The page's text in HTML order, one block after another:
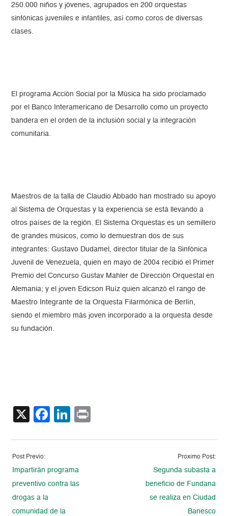
250.000 niños y jóvenes, agrupados en 200 orquestas
sinfónicas juveniles e infantiles, así como coros de diversas
clases.
El programa Acción Social por la Música ha sido proclamado
por el Banco Interamericano de Desarrollo como un proyecto
bandera en el orden de la inclusión social y la integración
comunitaria.
Maestros de la talla de Claudio Abbado han mostrado su apoyo
al Sistema de Orquestas y la experiencia se está llevando a
otros países de la región. El Sistema Orquestas es un semillero
de grandes músicos, como lo demuestran dos de sus
integrantes: Gustavo Dudamel, director titular de la Sinfónica
Juvenil de Venezuela, quien en mayo de 2004 recibió el Primer
Premio del Concurso Gustav Mahler de Dirección Orquestal en
Alemania; y el joven Edicson Ruíz quien alcanzó el rango de
Maestro Integrante de la Orquesta Filarmónica de Berlín,
siendo el miembro más joven incorporado a la orquesta desde
su fundación.
X Facebook
LinkedIn
Post Previo:
Impartirán programa
preventivo contra las
drogas a la
comunidad de la
Proximo Post:
Segunda subasta a
beneficio de Fundana
se realiza en Ciudad
Banesco